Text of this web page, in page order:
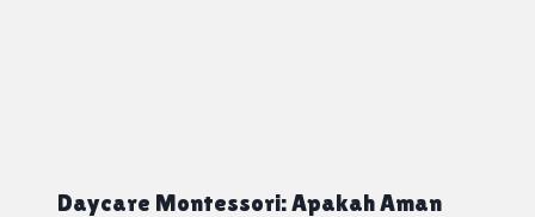
Daycare Montessori: Apakah Aman